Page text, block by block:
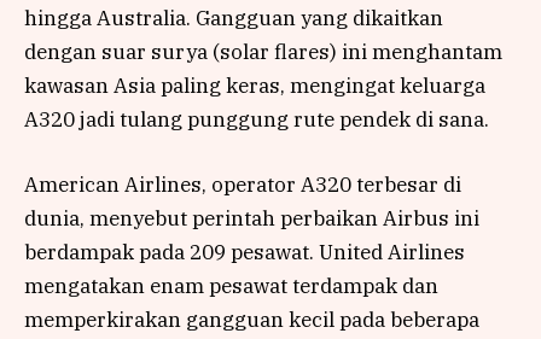
hingga Australia. Gangguan yang dikaitkan
dengan suar surya (solar flares) ini menghantam
kawasan Asia paling keras, mengingat keluarga
A320 jadi tulang punggung rute pendek di sana.
American Airlines, operator A320 terbesar di
dunia, menyebut perintah perbaikan Airbus ini
berdampak pada 209 pesawat. United Airlines
mengatakan enam pesawat terdampak dan
memperkirakan gangguan kecil pada beberapa